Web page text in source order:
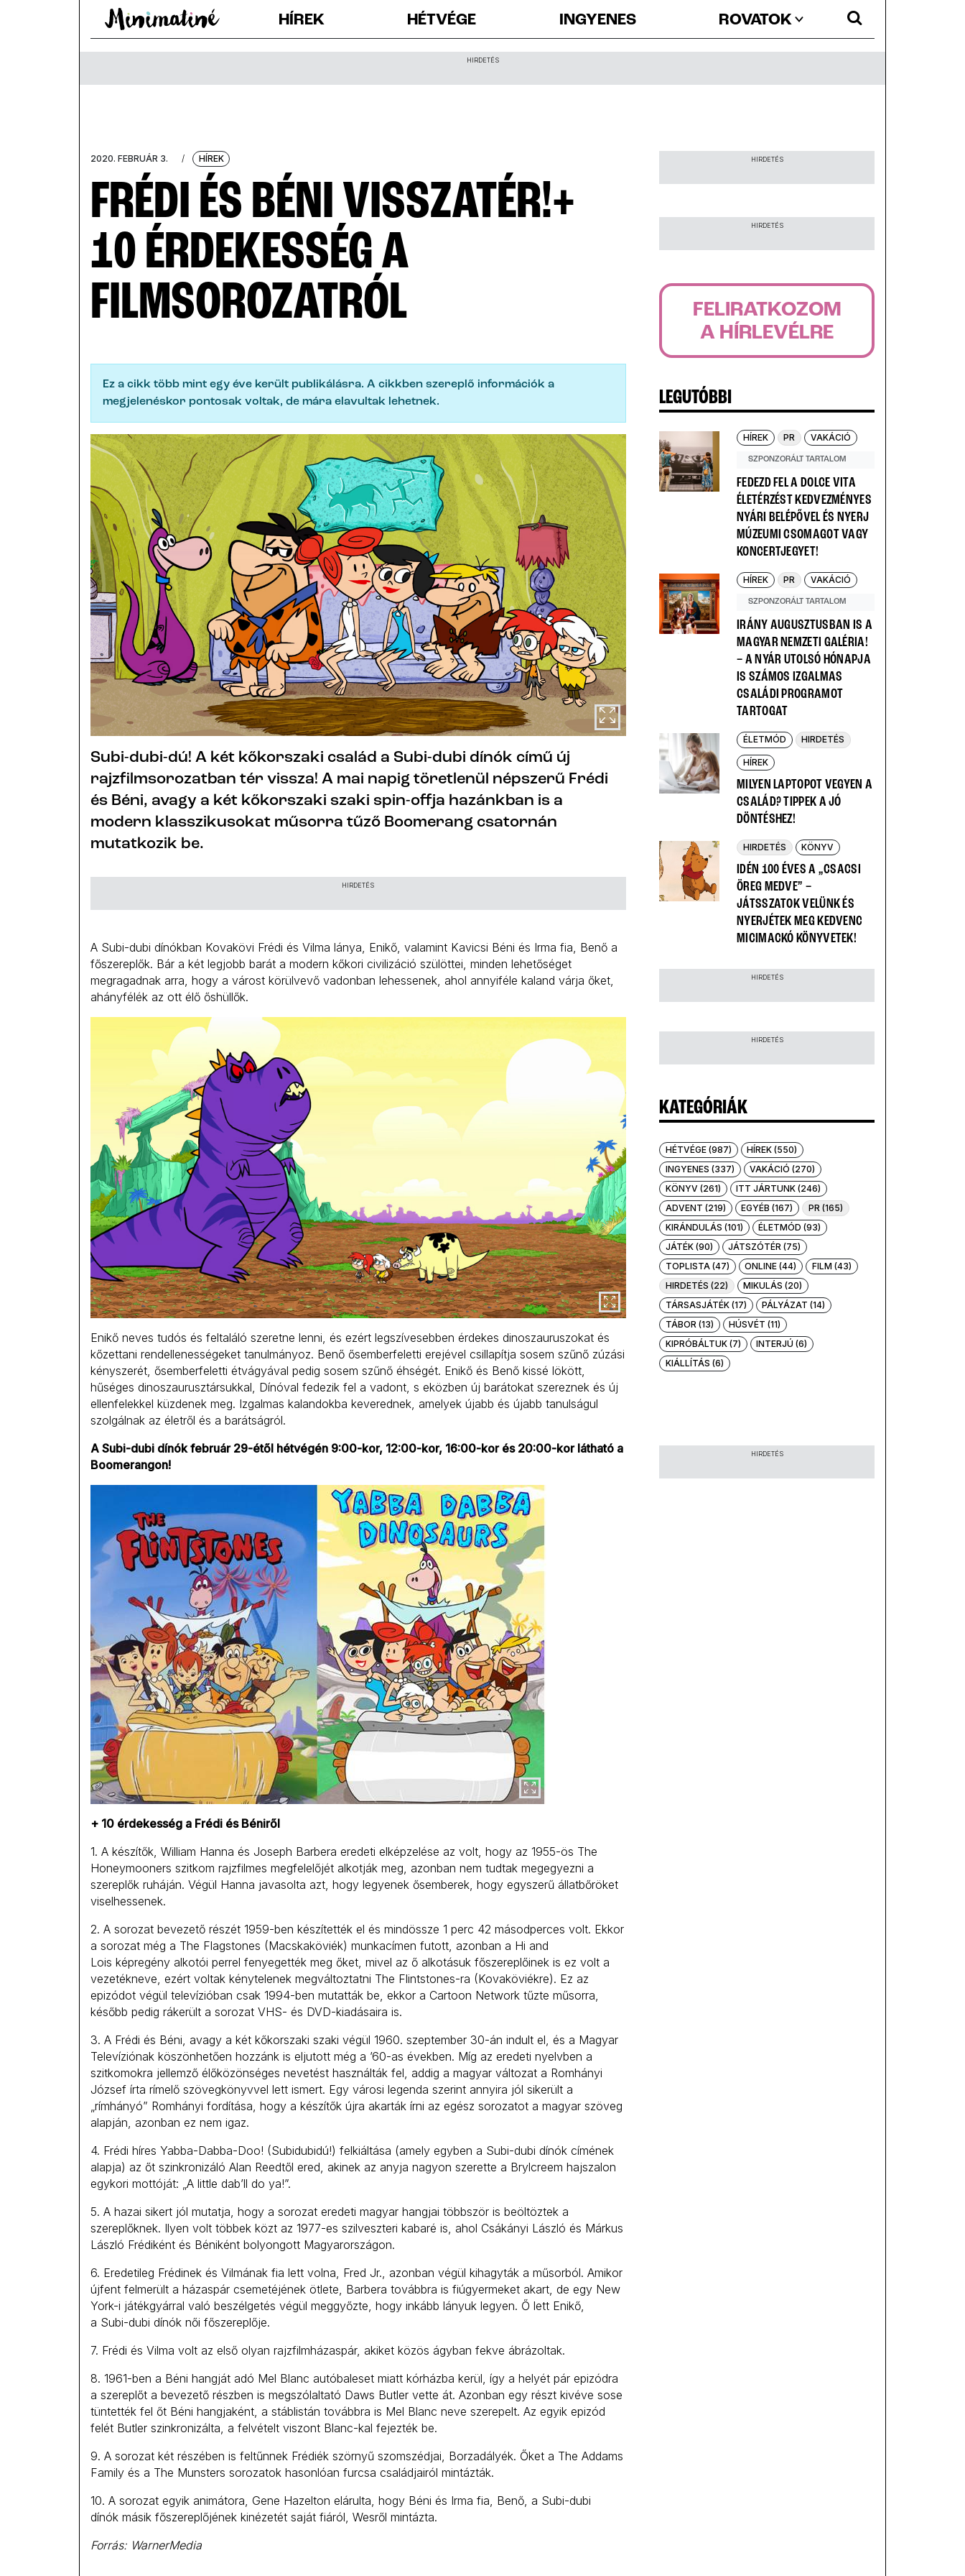
HÍREK HÉTVÉGE INGYENES ROVATOK
HIRDETÉS
2020. FEBRUÁR 3. / HÍREK
FRÉDI ÉS BÉNI VISSZATÉR!+
10 ÉRDEKESSÉG A
FILMSOROZATRÓL
Ez a cikk több mint egy éve került publikálásra. A cikkben szereplő információk a
megjelenéskor pontosak voltak, de mára elavultak lehetnek.
Subi-dubi-dú! A két kőkorszaki család a Subi-dubi dínók című új
rajzfilmsorozatban tér vissza! A mai napig töretlenül népszerű Frédi
és Béni, avagy a két kőkorszaki szaki spin-offja hazánkban is a
modern klasszikusokat műsorra tűző Boomerang csatornán
mutatkozik be.
HIRDETÉS
A Subi-dubi dínókban Kovakövi Frédi és Vilma lánya, Enikő, valamint Kavicsi Béni és Irma fia, Benő a
főszereplők. Bár a két legjobb barát a modern kőkori civilizáció szülöttei, minden lehetőséget
megragadnak arra, hogy a várost körülvevő vadonban lehessenek, ahol annyiféle kaland várja őket,
ahányfélék az ott élő őshüllők.
Enikő neves tudós és feltaláló szeretne lenni, és ezért legszívesebben érdekes dinoszauruszokat és
kőzettani rendellenességeket tanulmányoz. Benő ősemberfeletti erejével csillapítja sosem szűnő zúzási
kényszerét, ősemberfeletti étvágyával pedig sosem szűnő éhségét. Enikő és Benő kissé lökött,
hűséges dinoszaurusztársukkal, Dínóval fedezik fel a vadont, s eközben új barátokat szereznek és új
ellenfelekkel küzdenek meg. Izgalmas kalandokba keverednek, amelyek újabb és újabb tanulságul
szolgálnak az életről és a barátságról.
A Subi-dubi dínók február 29-étől hétvégén 9:00-kor, 12:00-kor, 16:00-kor és 20:00-kor látható a
Boomerangon!
+ 10 érdekesség a Frédi és Béniről
1. A készítők, William Hanna és Joseph Barbera eredeti elképzelése az volt, hogy az 1955-ös The
Honeymooners szitkom rajzfilmes megfelelőjét alkotják meg, azonban nem tudtak megegyezni a
szereplők ruháján. Végül Hanna javasolta azt, hogy legyenek ősemberek, hogy egyszerű állatbőröket
viselhessenek.
2. A sorozat bevezető részét 1959-ben készítették el és mindössze 1 perc 42 másodperces volt. Ekkor
a sorozat még a The Flagstones (Macskaköviék) munkacímen futott, azonban a Hi and
Lois képregény alkotói perrel fenyegették meg őket, mivel az ő alkotásuk főszereplőinek is ez volt a
vezetékneve, ezért voltak kénytelenek megváltoztatni The Flintstones-ra (Kovaköviékre). Ez az
epizódot végül televízióban csak 1994-ben mutatták be, ekkor a Cartoon Network tűzte műsorra,
később pedig rákerült a sorozat VHS- és DVD-kiadásaira is.
3. A Frédi és Béni, avagy a két kőkorszaki szaki végül 1960. szeptember 30-án indult el, és a Magyar
Televíziónak köszönhetően hozzánk is eljutott még a ’60-as években. Míg az eredeti nyelvben a
szitkomokra jellemző élőközönséges nevetést használták fel, addig a magyar változat a Romhányi
József írta rímelő szövegkönyvvel lett ismert. Egy városi legenda szerint annyira jól sikerült a
„rímhányó” Romhányi fordítása, hogy a készítők újra akarták írni az egész sorozatot a magyar szöveg
alapján, azonban ez nem igaz.
4. Frédi híres Yabba-Dabba-Doo! (Subidubidú!) felkiáltása (amely egyben a Subi-dubi dínók címének
alapja) az őt szinkronizáló Alan Reedtől ered, akinek az anyja nagyon szerette a Brylcreem hajszalon
egykori mottóját: „A little dab’ll do ya!”.
5. A hazai sikert jól mutatja, hogy a sorozat eredeti magyar hangjai többször is beöltöztek a
szereplőknek. Ilyen volt többek közt az 1977-es szilveszteri kabaré is, ahol Csákányi László és Márkus
László Frédiként és Béniként bolyongott Magyarországon.
6. Eredetileg Frédinek és Vilmának fia lett volna, Fred Jr., azonban végül kihagyták a műsorból. Amikor
újfent felmerült a házaspár csemetéjének ötlete, Barbera továbbra is fiúgyermeket akart, de egy New
York-i játékgyárral való beszélgetés végül meggyőzte, hogy inkább lányuk legyen. Ő lett Enikő,
a Subi-dubi dínók női főszereplője.
7. Frédi és Vilma volt az első olyan rajzfilmházaspár, akiket közös ágyban fekve ábrázoltak.
8. 1961-ben a Béni hangját adó Mel Blanc autóbaleset miatt kórházba kerül, így a helyét pár epizódra
a szereplőt a bevezető részben is megszólaltató Daws Butler vette át. Azonban egy részt kivéve sose
tüntették fel őt Béni hangjaként, a stáblistán továbbra is Mel Blanc neve szerepelt. Az egyik epizód
felét Butler szinkronizálta, a felvételt viszont Blanc-kal fejezték be.
9. A sorozat két részében is feltűnnek Frédiék szörnyű szomszédjai, Borzadályék. Őket a The Addams
Family és a The Munsters sorozatok hasonlóan furcsa családjairól mintázták.
10. A sorozat egyik animátora, Gene Hazelton elárulta, hogy Béni és Irma fia, Benő, a Subi-dubi
dínók másik főszereplőjének kinézetét saját fiáról, Wesről mintázta.
Forrás: WarnerMedia
HIRDETÉS
HIRDETÉS
FELIRATKOZOM
A HÍRLEVÉLRE
LEGUTÓBBI
HÍREK PR VAKÁCIÓ
SZPONZORÁLT TARTALOM
FEDEZD FEL A DOLCE VITA
ÉLETÉRZÉST KEDVEZMÉNYES
NYÁRI BELÉPŐVEL ÉS NYERJ
MÚZEUMI CSOMAGOT VAGY
KONCERTJEGYET!
HÍREK PR VAKÁCIÓ
SZPONZORÁLT TARTALOM
IRÁNY AUGUSZTUSBAN IS A
MAGYAR NEMZETI GALÉRIA!
– A NYÁR UTOLSÓ HÓNAPJA
IS SZÁMOS IZGALMAS
CSALÁDI PROGRAMOT
TARTOGAT
ÉLETMÓD HIRDETÉS
HÍREK
MILYEN LAPTOPOT VEGYEN A
CSALÁD? TIPPEK A JÓ
DÖNTÉSHEZ!
HIRDETÉS KÖNYV
IDÉN 100 ÉVES A „CSACSI
ÖREG MEDVE” –
JÁTSSZATOK VELÜNK ÉS
NYERJÉTEK MEG KEDVENC
MICIMACKÓ KÖNYVETEK!
HIRDETÉS
HIRDETÉS
KATEGÓRIÁK
HÉTVÉGE (987)
HÍREK (550)
INGYENES (337)
VAKÁCIÓ (270)
KÖNYV (261)
ITT JÁRTUNK (246)
ADVENT (219)
EGYÉB (167)
PR (165)
KIRÁNDULÁS (101)
ÉLETMÓD (93)
JÁTÉK (90)
JÁTSZÓTÉR (75)
TOPLISTA (47)
ONLINE (44)
FILM (43)
HIRDETÉS (22)
MIKULÁS (20)
TÁRSASJÁTÉK (17)
PÁLYÁZAT (14)
TÁBOR (13)
HÚSVÉT (11)
KIPRÓBÁLTUK (7)
INTERJÚ (6)
KIÁLLÍTÁS (6)
HIRDETÉS